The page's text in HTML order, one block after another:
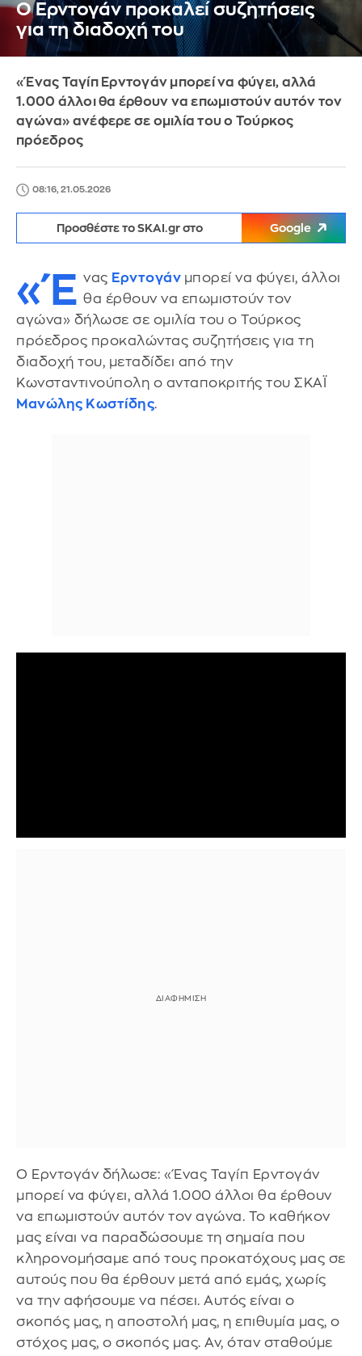
Ο Ερντογάν προκαλεί συζητήσεις
για τη διαδοχή του
«Ένας Ταγίπ Ερντογάν μπορεί να φύγει, αλλά
1.000 άλλοι θα έρθουν να επωμιστούν αυτόν τον
αγώνα» ανέφερε σε ομιλία του ο Τούρκος
πρόεδρος
08:16, 21.05.2026
Προσθέστε το SKAI.gr στο Google
«Έ νας Ερντογάν μπορεί να φύγει, άλλοι
θα έρθουν να επωμιστούν τον
αγώνα» δήλωσε σε ομιλία του ο Τούρκος
πρόεδρος προκαλώντας συζητήσεις για τη
διαδοχή του, μεταδίδει από την
Κωνσταντινούπολη ο ανταποκριτής του ΣΚΑΪ
Μανώλης Κωστίδης.
Ο Ερντογάν δήλωσε: «Ένας Ταγίπ Ερντογάν
μπορεί να φύγει, αλλά 1.000 άλλοι θα έρθουν
να επωμιστούν αυτόν τον αγώνα. Το καθήκον
μας είναι να παραδώσουμε τη σημαία που
κληρονομήσαμε από τους προκατόχους μας σε
αυτούς που θα έρθουν μετά από εμάς, χωρίς
να την αφήσουμε να πέσει. Αυτός είναι ο
σκοπός μας, η αποστολή μας, η επιθυμία μας, ο
στόχος μας, ο σκοπός μας. Αν, όταν σταθούμε